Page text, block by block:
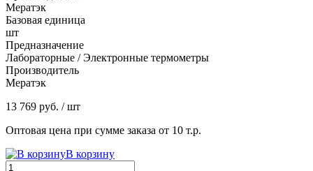
Мератэк
Базовая единица
шт
Предназначение
Лабораторные / Электронные термометры
Производитель
Мератэк
13 769 руб. / шт
Оптовая цена при сумме заказа от 10 т.р.
В корзину